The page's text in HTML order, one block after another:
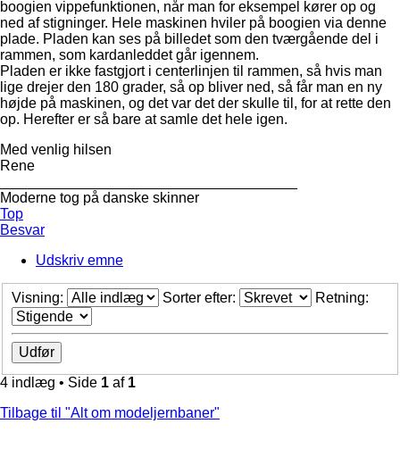
boogien vippefunktionen, når man for eksempel kører op og
ned af stigninger. Hele maskinen hviler på boogien via denne
plade. Pladen kan ses på billedet som den tværgående del i
rammen, som kardanleddet går igennem.
Pladen er ikke fastgjort i centerlinjen til rammen, så hvis man
lige drejer den 180 grader, så op bliver ned, så får man en ny
højde på maskinen, og det var det der skulle til, for at rette den
op. Herefter er så bare at samle det hele igen.
Med venlig hilsen
Rene
Moderne tog på danske skinner
Top
Besvar
Udskriv emne
Visning: Sorter efter: Retning:
4 indlæg • Side 1 af 1
Tilbage til "Alt om modeljernbaner"